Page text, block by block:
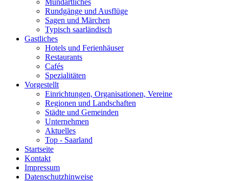
Rundgänge und Ausflüge
Sagen und Märchen
Typisch saarländisch
Gastliches
Hotels und Ferienhäuser
Restaurants
Cafés
Spezialitäten
Vorgestellt
Einrichtungen, Organisationen, Vereine
Regionen und Landschaften
Städte und Gemeinden
Unternehmen
Aktuelles
Top - Saarland
Startseite
Kontakt
Impressum
Datenschutzhinweise